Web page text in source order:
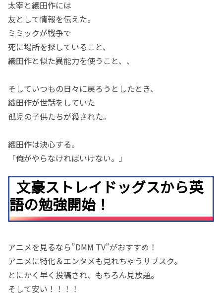
太宰と織田作には
友として情報を伝えた。
ミミックが戦争で
死に場所を探していること、
織田作と似た異能力を使うこと、、
そしていつもの日々に戻ろうとしたとき、
織田作が世話をしていた
孤児の子供たちが殺された。
織田作は決心する。
「俺がやらなければいけない。」
文豪ストレイドッグスから英
語の勉強開始！
アニメを見るなら”DMM TV”がおすすめ！
アニメに特化＆エンタメも見れちゃうサブスク。
とにかく早く投稿され、もちろん見放題。
そして安い！！！！